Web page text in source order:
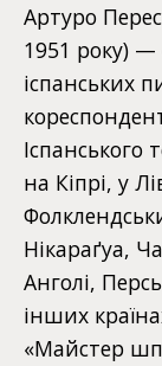
Артуро
1951 року)
іспанських
Іспанського
на Кіпрі, у
Нікараґуа,
Анголі,
інших
«Майстер